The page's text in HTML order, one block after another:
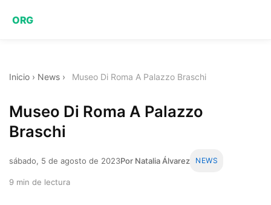
ORG
Inicio › News › Museo Di Roma A Palazzo Braschi
Museo Di Roma A Palazzo
Braschi
sábado, 5 de agosto de 2023Por Natalia Álvarez NEWS
9 min de lectura